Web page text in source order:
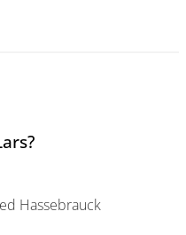
Hassebrauck